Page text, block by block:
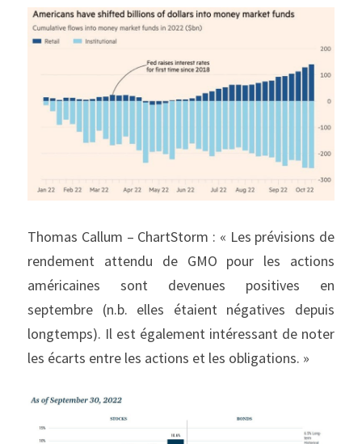
Thomas Callum – ChartStorm : « Les prévisions de
rendement attendu de GMO pour les actions
américaines sont devenues positives en
septembre (n.b. elles étaient négatives depuis
longtemps). Il est également intéressant de noter
les écarts entre les actions et les obligations. »